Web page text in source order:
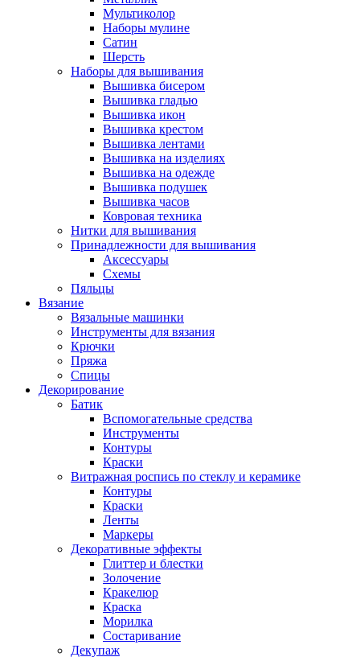
Мультиколор
Наборы мулине
Сатин
Шерсть
Наборы для вышивания
Вышивка бисером
Вышивка гладью
Вышивка икон
Вышивка крестом
Вышивка лентами
Вышивка на изделиях
Вышивка на одежде
Вышивка подушек
Вышивка часов
Ковровая техника
Нитки для вышивания
Принадлежности для вышивания
Аксессуары
Схемы
Пяльцы
Вязание
Вязальные машинки
Инструменты для вязания
Крючки
Пряжа
Спицы
Декорирование
Батик
Вспомогательные средства
Инструменты
Контуры
Краски
Витражная роспись по стеклу и керамике
Контуры
Краски
Ленты
Маркеры
Декоративные эффекты
Глиттер и блестки
Золочение
Кракелюр
Краска
Морилка
Состаривание
Декупаж